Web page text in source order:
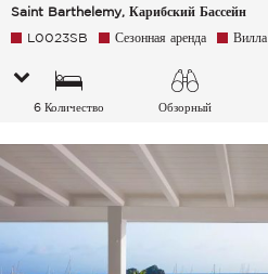
Saint Barthelemy, Карибский Бассейн
L0023SB Сезонная аренда Вилла
6 Количество
Обзорный